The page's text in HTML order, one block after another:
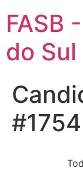
FASB
do Sul
#1754